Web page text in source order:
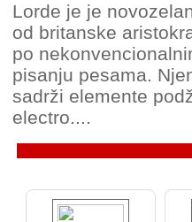
Lorde je je
od britanske
po
pisanju pesama.
sadrži elemente
electro....